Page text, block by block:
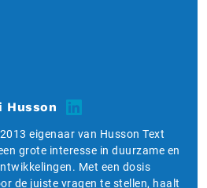
Husson
eigenaar van Husson Text
grote interesse in duurzame en
Met een dosis
de juiste vragen te stellen, haalt